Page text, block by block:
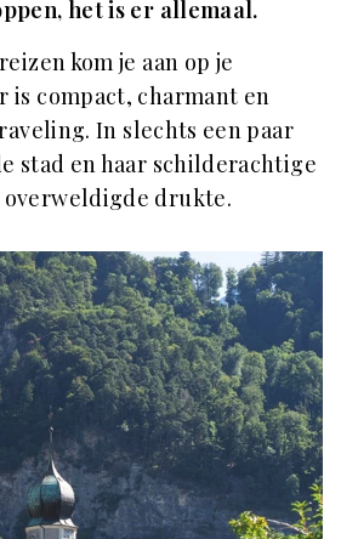
het is er allemaal.
kom je aan op je
is compact, charmant en
In slechts een paar
stad en haar schilderachtige
drukte.